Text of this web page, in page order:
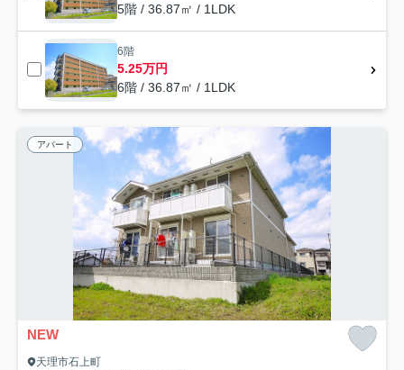
5階 / 36.87㎡ / 1LDK
6階
5.25万円
6階 / 36.87㎡ / 1LDK
アパート
NEW
天理市石上町